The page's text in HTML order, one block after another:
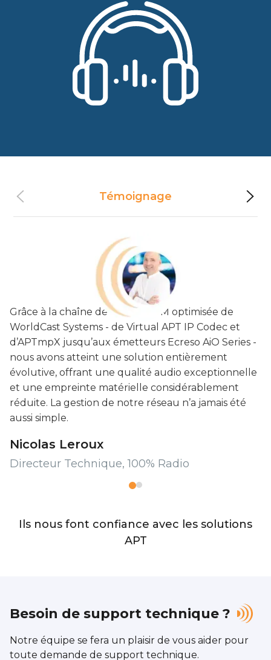
Témoignage
Grâce à la chaîne de diffusion FM optimisée de
WorldCast Systems - de Virtual APT IP Codec et
d’APTmpX jusqu’aux émetteurs Ecreso AiO Series -
nous avons atteint une solution entièrement
évolutive, offrant une qualité audio exceptionnelle
et une empreinte matérielle considérablement
réduite. La gestion de notre réseau n’a jamais été
aussi simple.
Nicolas Leroux
Directeur Technique, 100% Radio
Ils nous font confiance avec les solutions
APT
Besoin de support technique ?
Notre équipe se fera un plaisir de vous aider pour
toute demande de support technique.